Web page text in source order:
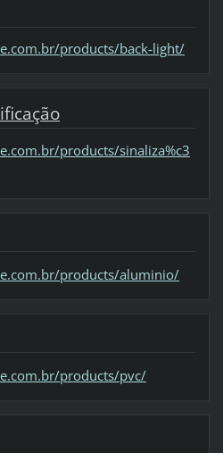
products/back-light/
products/sinaliza%c3
products/aluminio/
products/pvc/